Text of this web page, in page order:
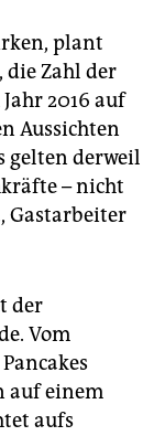
plant
Zahl der
2016 auf
Aussichten
gelten derweil
– nicht
Gastarbeiter
der
Vom
auf einem
aufs